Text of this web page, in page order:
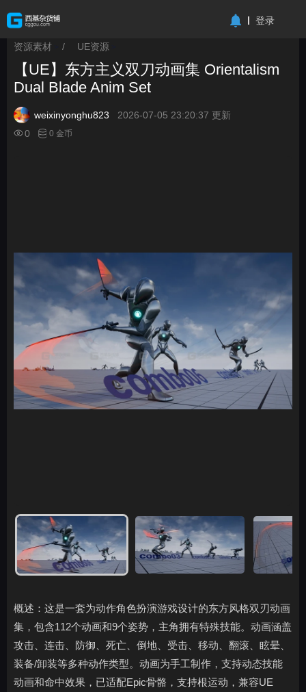
登录
资源素材 / UE资源
【UE】东方主义双刀动画集 Orientalism
Dual Blade Anim Set
weixinyonghu823
2026-07-05 23:20:37 更新
0
0 金币
概述：这是一套为动作角色扮演游戏设计的东方风格双刃动画
集，包含112个动画和9个姿势，主角拥有特殊技能。动画涵盖
攻击、连击、防御、死亡、倒地、受击、移动、翻滚、眩晕、
装备/卸装等多种动作类型。动画为手工制作，支持动态技能
动画和命中效果，已适配Epic骨骼，支持根运动，兼容UE